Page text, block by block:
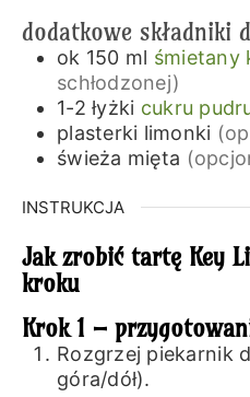
dodatkowe składniki
ok 150 ml śmietany
schłodzonej)
1-2 łyżki cukru
plasterki limonki
świeża mięta
INSTRUKCJA
Jak zrobić tartę Key
kroku
Krok 1 –
Rozgrzej piekarnik
góra/dół).